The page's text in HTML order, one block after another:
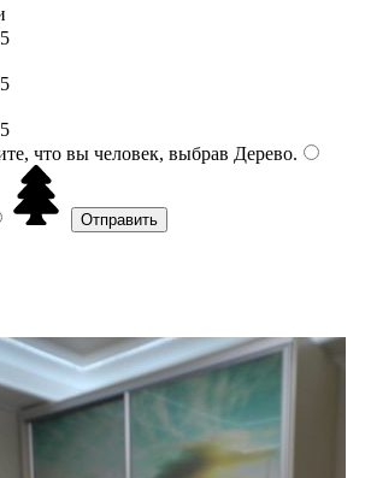
5
5
5
что вы человек, выбрав Дерево.